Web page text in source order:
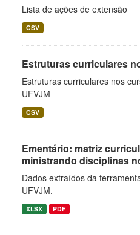
Lista de ações de extensão
CSV
Estruturas curriculares
Estruturas curriculares nos
UFVJM
CSV
Ementário: matriz
ministrando disciplinas
Dados extraídos da
UFVJM.
XLSX PDF